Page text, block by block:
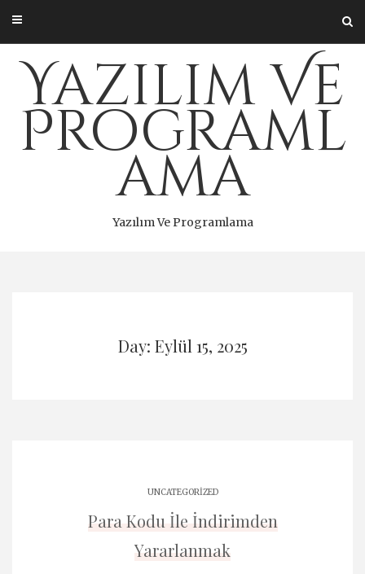
content
Yazılım Ve
Programl
ama
Yazılım Ve Programlama
Day: Eylül 15, 2025
UNCATEGORIZED
Para Kodu İle İndirimden
Yararlanmak